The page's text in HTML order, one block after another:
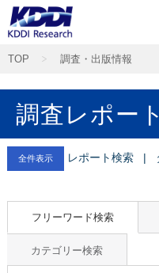
TOP 調査・出版情報
調査レポー
全件表示 レポート検索 |
フリーワード検索
カテゴリー検索